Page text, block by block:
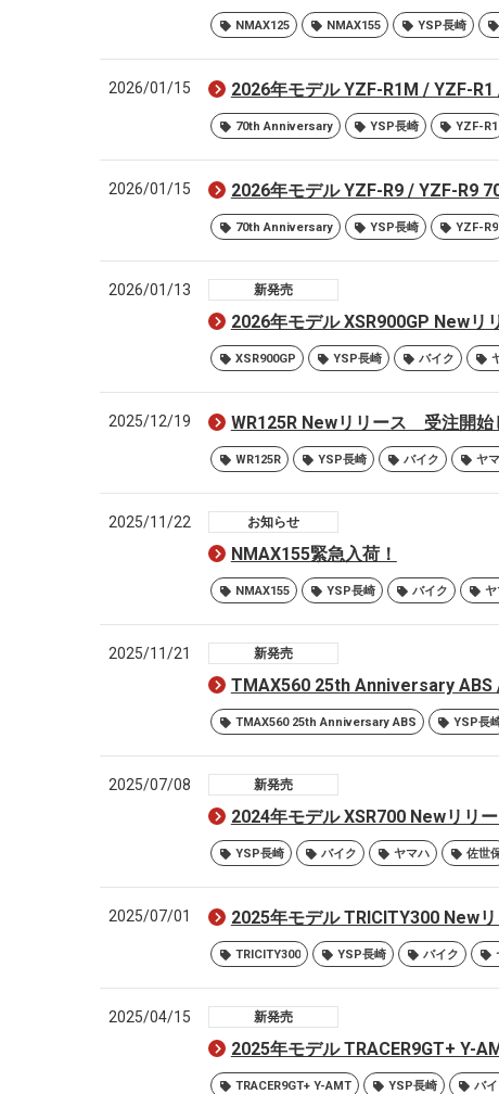
NMAX125 NMAX155 YSP長崎
2026/01/15 2026年モデル YZF-R1M / YZF-
70th Anniversary YSP長崎 YZF-R1
2026/01/15 2026年モデル YZF-R9 / YZF-R9
70th Anniversary YSP長崎 YZF-R9
2026/01/13 新発売
2026年モデル XSR900GP New
XSR900GP YSP長崎 バイク
2025/12/19 WR125R Newリリース 受注開始
WR125R YSP長崎 バイク ヤ
2025/11/22 お知らせ
NMAX155緊急入荷！
NMAX155 YSP長崎 バイク ヤ
2025/11/21 新発売
TMAX560 25th Anniversary ABS
TMAX560 25th Anniversary ABS YSP長
2025/07/08 新発売
2024年モデル XSR700 Newリリ
YSP長崎 バイク ヤマハ 佐世
2025/07/01 2025年モデル TRICITY300 New
TRICITY300 YSP長崎 バイク
2025/04/15 新発売
2025年モデル TRACER9GT+ Y-
TRACER9GT+ Y-AMT YSP長崎 バ